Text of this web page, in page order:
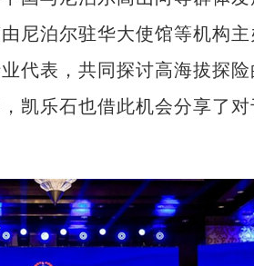
尼泊尔驻华大使馆等机构
代表，共同探讨高海拔探
凯乐石也借此机会分享了